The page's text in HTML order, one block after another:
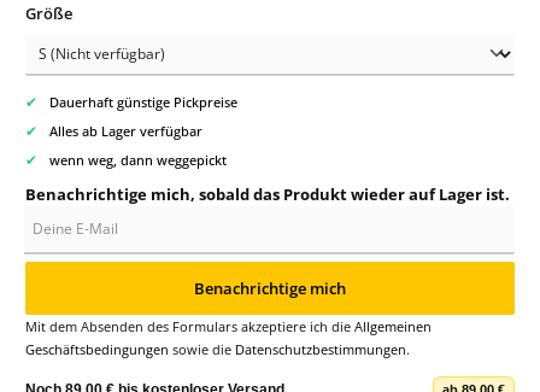
Größeauswählen
✔ Dauerhaft günstige Pickpreise
✔ Alles ab Lager verfügbar
✔ wenn weg, dann weggepickt
Benachrichtige mich, sobald das Produkt wieder auf Lager ist.
Benachrichtige mich
Mit dem Absenden des Formulars akzeptiere ich die Allgemeinen
Geschäftsbedingungen sowie die Datenschutzbestimmungen.